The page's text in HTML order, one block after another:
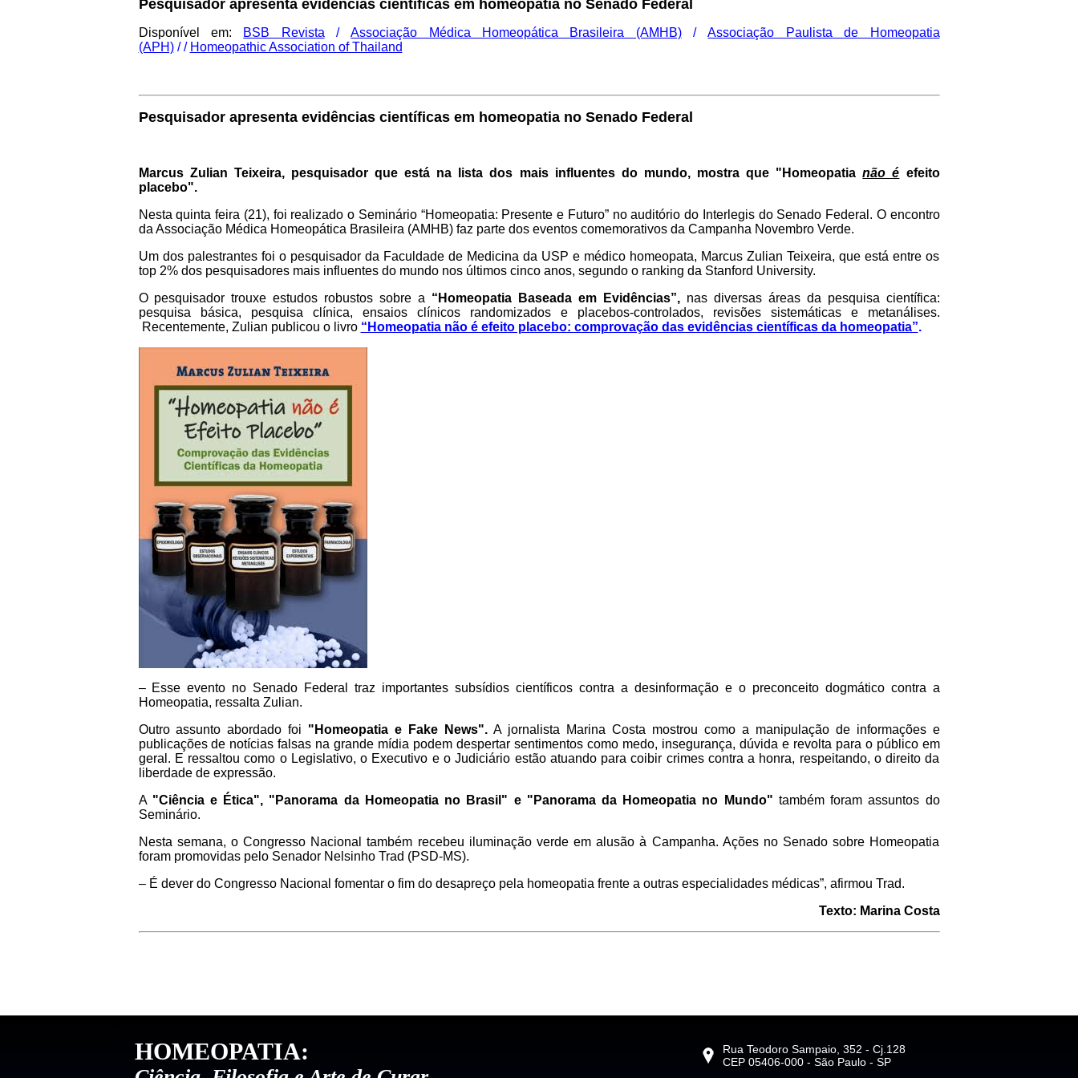
Pesquisador apresenta evidências científicas em homeopatia no Senado Federal
Disponível em: BSB Revista /Associação Médica Homeopática Brasileira (AMHB)/Associação Paulista de Homeopatia
(APH)/ / Homeopathic Association of Thailand
Pesquisador apresenta evidências científicas em homeopatia no Senado Federal
Marcus Zulian Teixeira, pesquisador que está na lista dos mais influentes do mundo, mostra que "Homeopatianão é efeito
placebo".
Nesta quinta feira (21), foi realizado o Seminário “Homeopatia: Presente e Futuro” no auditório do Interlegis do Senado Federal. O encontro
da Associação Médica Homeopática Brasileira (AMHB) faz parte dos eventos comemorativos da Campanha Novembro Verde.
Um dos palestrantes foi o pesquisador da Faculdade de Medicina da USP e médico homeopata, Marcus Zulian Teixeira, que está entre os
top 2% dos pesquisadores mais influentes do mundo nos últimos cinco anos, segundo o ranking da Stanford University.
O pesquisador trouxe estudos robustos sobre a “Homeopatia Baseada em Evidências”,nas diversas áreas da pesquisa científica:
pesquisa básica, pesquisa clínica, ensaios clínicos randomizados e placebos-controlados, revisões sistemáticas e metanálises.
Recentemente, Zulian publicou o livro “Homeopatia não é efeito placebo: comprovação das evidências científicas da homeopatia”.
– Esse evento no Senado Federal traz importantes subsídios científicos contra a desinformação e o preconceito dogmático contra a
Homeopatia, ressalta Zulian.
Outro assunto abordado foi "Homeopatia e Fake News". A jornalista Marina Costa mostrou como a manipulação de informações e
publicações de notícias falsas na grande mídia podem despertar sentimentos como medo, insegurança, dúvida e revolta para o público em
geral. E ressaltou como o Legislativo, o Executivo e o Judiciário estão atuando para coibir crimes contra a honra, respeitando, o direito da
liberdade de expressão.
A "Ciência e Ética", "Panorama da Homeopatia no Brasil" e "Panorama da Homeopatia no Mundo" também foram assuntos do
Seminário.
Nesta semana, o Congresso Nacional também recebeu iluminação verde em alusão à Campanha. Ações no Senado sobre Homeopatia
foram promovidas pelo Senador Nelsinho Trad (PSD-MS).
– É dever do Congresso Nacional fomentar o fim do desapreço pela homeopatia frente a outras especialidades médicas”, afirmou Trad.
Texto: Marina Costa
HOMEOPATIA:
Rua Teodoro Sampaio, 352 - Cj.128
CEP 05406-000 - São Paulo - SP